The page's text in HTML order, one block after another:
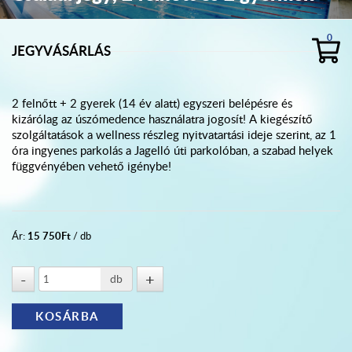
JEGYVÁSÁRLÁS
0
2 felnőtt + 2 gyerek (14 év alatt) egyszeri belépésre és
kizárólag az úszómedence használatra jogosít! A kiegészítő
szolgáltatások a wellness részleg nyitvatartási ideje szerint, az 1
óra ingyenes parkolás a Jagelló úti parkolóban, a szabad helyek
függvényében vehető igénybe!
Ár: 15 750Ft/ db
db